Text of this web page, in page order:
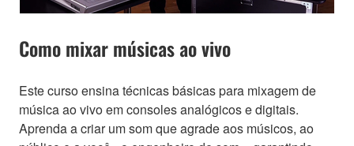
Como mixar músicas ao vivo
Este curso ensina técnicas básicas para mixagem de
música ao vivo em consoles analógicos e digitais.
Aprenda a criar um som que agrade aos músicos, ao